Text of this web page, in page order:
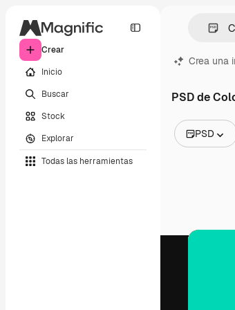
Crear
Inicio
Buscar
Stock
Explorar
Todas las herramientas
Crea una
PSD de
PSD
Vídeos